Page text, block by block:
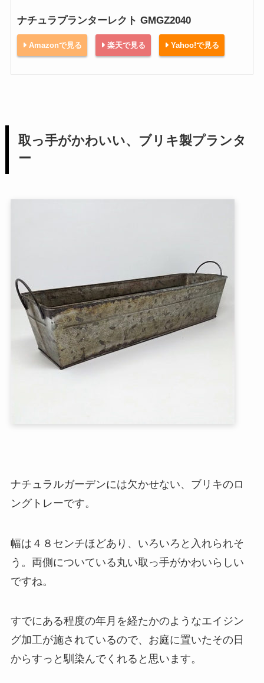
ナチュラプランターレクト GMGZ2040
Amazonで見る 楽天で見る Yahoo!で見る
取っ手がかわいい、ブリキ製プランタ
ー
ナチュラルガーデンには欠かせない、ブリキのロ
ングトレーです。
幅は４８センチほどあり、いろいろと入れられそ
う。両側についている丸い取っ手がかわいらしい
ですね。
すでにある程度の年月を経たかのようなエイジン
グ加工が施されているので、お庭に置いたその日
からすっと馴染んでくれると思います。